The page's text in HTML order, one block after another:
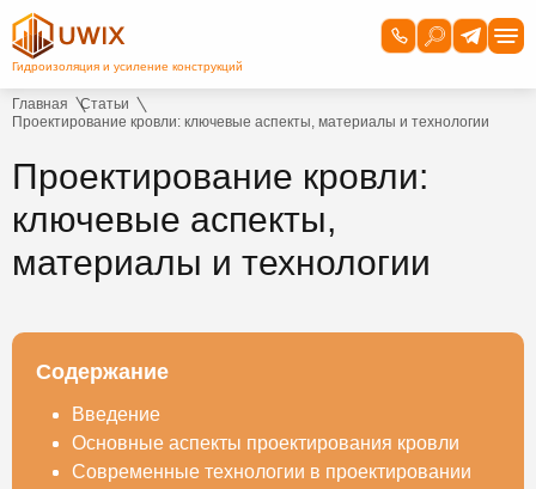
Главная
Статьи
Проектирование кровли: ключевые аспекты, материалы и технологии
Проектирование кровли:
ключевые аспекты,
материалы и технологии
Содержание
Введение
Основные аспекты проектирования кровли
Современные технологии в проектировании